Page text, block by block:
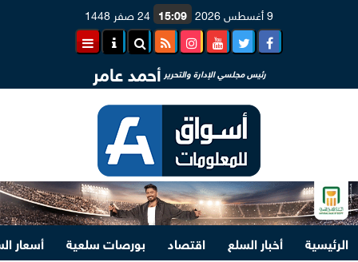
9 أغسطس 2026 15:09 24 صفر 1448
رئيس مجلسي الإدارة والتحرير أحمد عامر
الرئيسية أخبار السلع اقتصاد بورصات سلعية
أسعار